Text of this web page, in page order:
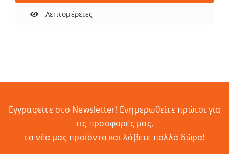
Λεπτομέρειες
Εγγραφείτε στο Newsletter! Eνημερωθείτε πρώτοι για
τις προσφορές μας,
τα νέα μας προϊόντα και λάβετε πολλά δώρα!